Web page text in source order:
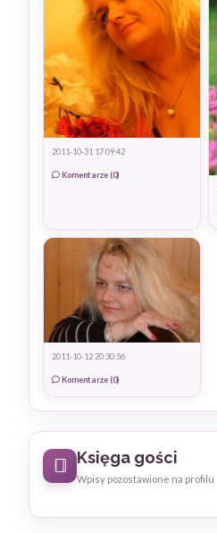
2011-10-31 17:09:42
Komentarze (0)
2011-10-12 20:30:56
Komentarze (0)
Księga gości
Wpisy pozostawione na profilu